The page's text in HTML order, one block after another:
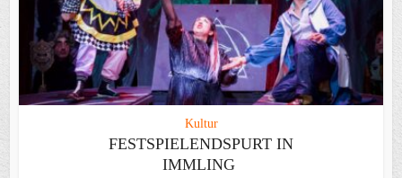
Kultur
FESTSPIELENDSPURT IN
IMMLING